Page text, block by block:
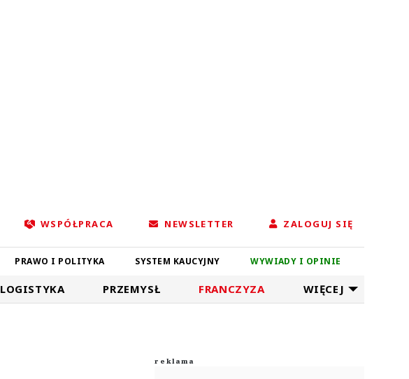
WSPÓŁPRACA NEWSLETTER ZALOGUJ SIĘ
PRAWO I POLITYKA SYSTEM KAUCYJNY WYWIADY I OPINIE
LOGISTYKA PRZEMYSŁ FRANCZYZA WIĘCEJ